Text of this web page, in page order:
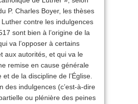
P. Charles Boyer, les thèses
contre les indulgences
sont bien à l’origine de la
va l’opposer à certains
aux autorités, et qui va le
remise en cause générale
de la discipline de l’Église.
des indulgences (c’est-à-dire
ou plénière des peines